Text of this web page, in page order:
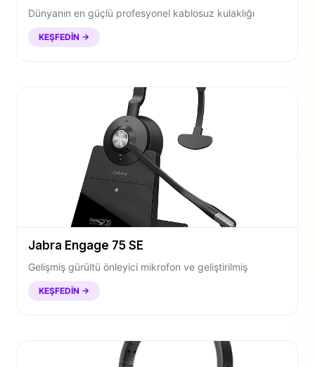
Dünyanın en güçlü profesyonel kablosuz kulaklığı
KEŞFEDIN →
Jabra Engage 75 SE
Gelişmiş gürültü önleyici mikrofon ve geliştirilmiş
KEŞFEDIN →